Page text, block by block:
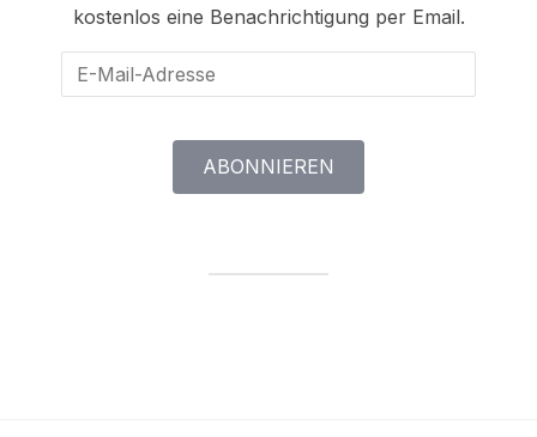
kostenlos eine Benachrichtigung per Email.
Mail-
ABONNIEREN